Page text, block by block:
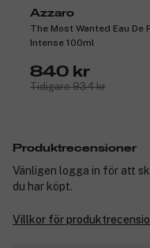
Azzaro
The Most Wanted Eau De
Intense 100ml
840 kr
Tidigare 934 kr
Produktrecensioner
Vänligen logga in för att
du har köpt.
Villkor för